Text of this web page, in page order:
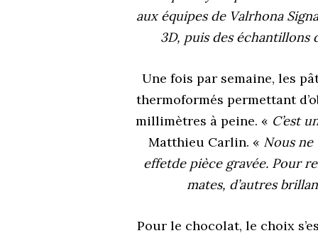
aux équipes de Valrhona
3D, puis des échantillons
Une fois par semaine, les
thermoformés permettant
millimètres à peine. « C’est
Matthieu Carlin. « Nous ne
effetde pièce gravée. Pour
mates, d’autres
Pour le chocolat, le choix